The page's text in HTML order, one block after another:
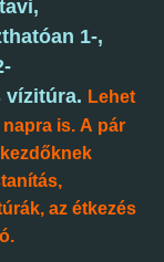
1-,
vízitúra. Lehet
is. A pár
az étkezés